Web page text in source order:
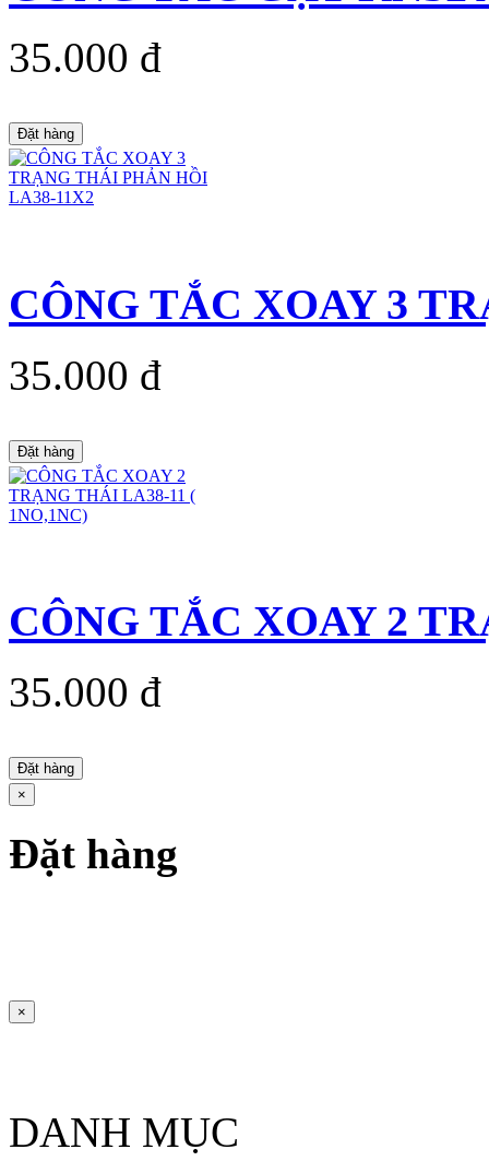
35.000 đ
Đặt hàng
CÔNG TẮC XOAY 3
35.000 đ
Đặt hàng
CÔNG TẮC XOAY 2
35.000 đ
Đặt hàng
×
Đặt hàng
×
DANH MỤC